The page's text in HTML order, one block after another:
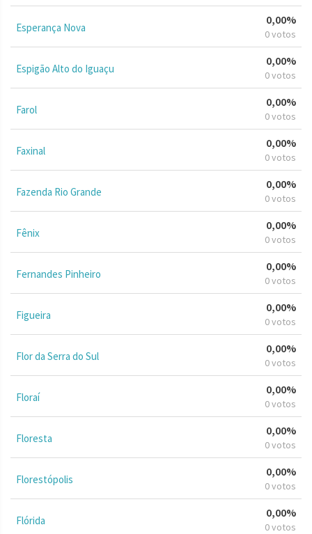
Esperança Nova
0,00%
0 votos
Espigão Alto do Iguaçu
0,00%
0 votos
Farol
0,00%
0 votos
Faxinal
0,00%
0 votos
Fazenda Rio Grande
0,00%
0 votos
Fênix
0,00%
0 votos
Fernandes Pinheiro
0,00%
0 votos
Figueira
0,00%
0 votos
Flor da Serra do Sul
0,00%
0 votos
Floraí
0,00%
0 votos
Floresta
0,00%
0 votos
Florestópolis
0,00%
0 votos
Flórida
0,00%
0 votos